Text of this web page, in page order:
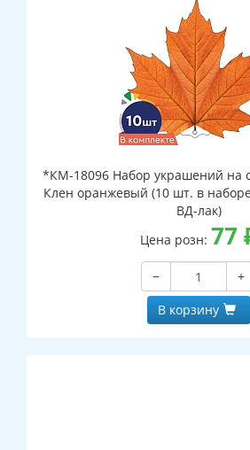
*КМ-18096 Набор украшений на
Клен оранжевый (10 шт. в наборе, двухсторонний,
ВД-лак)
Цена розн: 77
−
+
В корзину